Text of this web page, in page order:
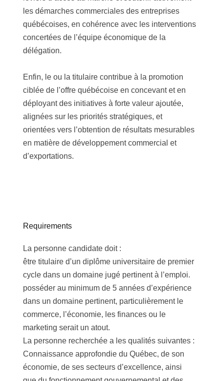
les démarches commerciales des entreprises
québécoises, en cohérence avec les interventions
concertées de l’équipe économique de la
délégation.
Enfin, le ou la titulaire contribue à la promotion
ciblée de l’offre québécoise en concevant et en
déployant des initiatives à forte valeur ajoutée,
alignées sur les priorités stratégiques, et
orientées vers l’obtention de résultats mesurables
en matière de développement commercial et
d’exportations.
Requirements
La personne candidate doit :
être titulaire d’un diplôme universitaire de premier
cycle dans un domaine jugé pertinent à l’emploi.
posséder au minimum de 5 années d’expérience
dans un domaine pertinent, particulièrement le
commerce, l’économie, les finances ou le
marketing serait un atout.
La personne recherchée a les qualités suivantes :
Connaissance approfondie du Québec, de son
économie, de ses secteurs d’excellence, ainsi